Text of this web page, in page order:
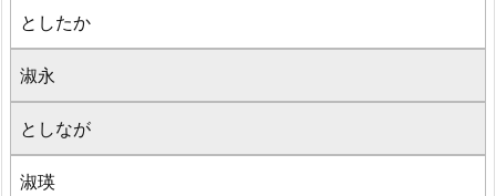
としたか
淑永
としなが
淑瑛